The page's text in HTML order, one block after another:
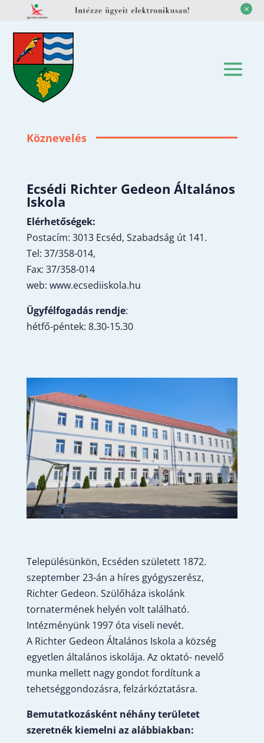
M
Köznevelés
Ecsédi Richter Gedeon Általános
Iskola
Elérhetőségek:
Postacím: 3013 Ecséd, Szabadság út 141.
Tel: 37/358-014,
Fax: 37/358-014
web: www.ecsediiskola.hu
Ügyfélfogadás rendje:
hétfő-péntek: 8.30-15.30
Településünkön, Ecséden született 1872.
szeptember 23-án a híres gyógyszerész,
Richter Gedeon. Szülőháza iskolánk
tornatermének helyén volt található.
Intézményünk 1997 óta viseli nevét.
A Richter Gedeon Általános Iskola a község
egyetlen általános iskolája. Az oktató- nevelő
munka mellett nagy gondot fordítunk a
tehetséggondozásra, felzárkóztatásra.
Bemutatkozásként néhány területet
szeretnék kiemelni az alábbiakban: